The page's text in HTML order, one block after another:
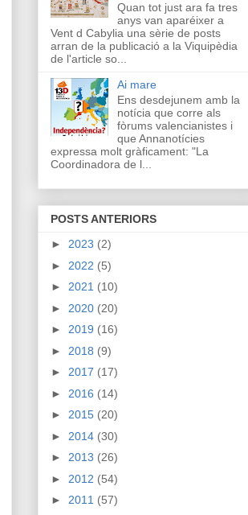
Quan tot just ara fa tres
anys van aparéixer a
Vent d Cabylia una sèrie de posts
arran de la publicació a la Viquipèdia
de l'article so...
Ai mare
Ens desdejunem amb la
notícia que corre als
fòrums valencianistes i
que Annanotícies
expressa molt gràficament: "La
Coordinadora de l...
POSTS ANTERIORS
► 2023 (2)
► 2022 (5)
► 2021 (10)
► 2020 (20)
► 2019 (16)
► 2018 (9)
► 2017 (17)
► 2016 (14)
► 2015 (20)
► 2014 (30)
► 2013 (26)
► 2012 (54)
► 2011 (57)